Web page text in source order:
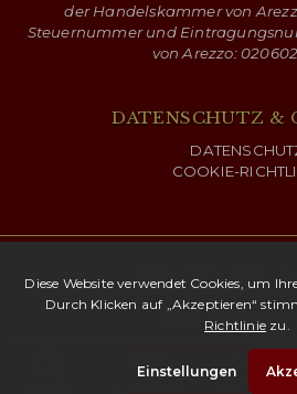
der Handelskammer von
Steuernummer und
von Arezzo:
DATENSCHUTZ &
COOKIE-
Copyright © 2026